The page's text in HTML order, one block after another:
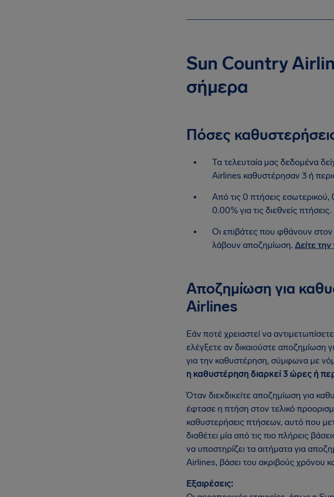
Sun Country
σήμερα
Πόσες
Τα τελευταία μας δεδομένα
Airlines καθυστέρησαν 3 ή
Από τις 0 πτήσεις
0.00% για τις διεθνείς πτήσεις.
Οι επιβάτες που φθάνουν
λάβουν αποζημίωση. Δείτε
Αποζημίωση για
Airlines
Εάν ποτέ χρειαστεί να
ελέγξετε αν δικαιούστε αποζημίωση
για την καθυστέρηση, σύμφωνα με
η καθυστέρηση διαρκεί 3 ώρες ή
Όταν διεκδικείτε αποζημίωση για
έφτασε η πτήση στον τελικό
καθυστερήσεις πτήσεων, αυτό που
διαθέτει μία από τις πιο πλήρεις
να υποστηρίζει τα αιτήματα για
Airlines, βάσει του ακριβούς χρόνου
Εξαιρέσεις: